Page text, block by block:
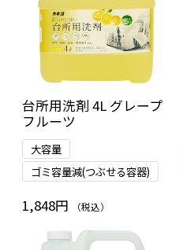
台所用洗剤 4L グレープ
フルーツ
大容量
ゴミ容量減(つぶせる容器)
1,848円 （税込）